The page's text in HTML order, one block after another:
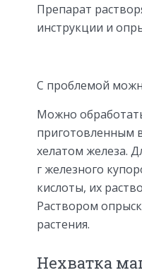
Препарат
инструкции и
С проблемой
Можно
приготовленным
хелатом железа.
г железного
кислоты, их
Раствором
растения.
Нехватка